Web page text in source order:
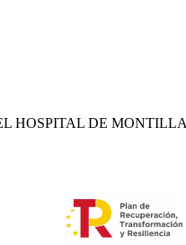
HOSPITAL DE